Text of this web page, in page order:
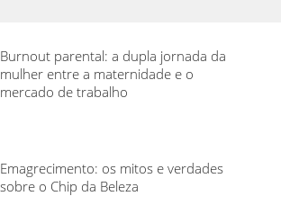
Burnout parental: a dupla jornada da
mulher entre a maternidade e o
mercado de trabalho
Emagrecimento: os mitos e verdades
sobre o Chip da Beleza